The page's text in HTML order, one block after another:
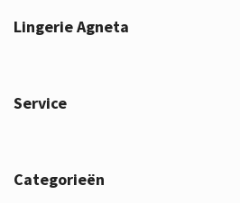
Lingerie Agneta
Service
Categorieën